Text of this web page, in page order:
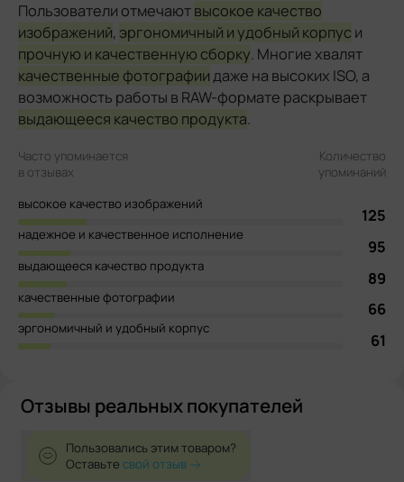
Пользователи отмечаютвысокое качество
изображений, эргономичный и удобный корпус и
прочную и качественную сборку. Многие хвалят
качественные фотографиидаже на высоких ISO, а
возможность работы в RAW-формате раскрывает
выдающееся качество продукта.
Часто упоминается
в отзывах
Количество
упоминаний
высокое качество изображений
125
надежное и качественное исполнение
95
выдающееся качество продукта
89
качественные фотографии
66
эргономичный и удобный корпус
61
Отзывы реальных покупателей
Пользовались этим товаром?
Оставьтесвой отзыв